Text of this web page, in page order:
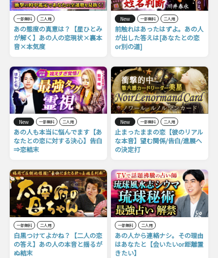
一部無料 二人用
あの態度の真意は？【星ひとみ
が解く】あの人の恋現状×裏本
音×本気度
New 一部無料 二人用
前触れはあったはずよ。あの人
が出した答えは[あなたとの恋
or別の道]
New 一部無料 二人用
あの人も本当に悩んでます【あ
なたとの恋に対する決心】告白
⇒恋結末
New 一部無料 二人用
止まったままの恋【彼のリアル
な本音】望む関係/告白/進展へ
の決定打
一部無料 二人用
白黒つけてよかね？【二人の恋
の答え】あの人の本音と揺るが
ぬ結末
一部無料 二人用
あの人から連絡ナシ。その理由
はあなたと【会いたいor距離置
きたい】